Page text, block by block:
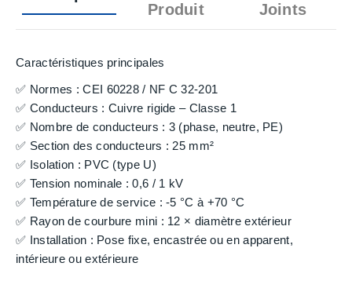
Produit
Joints
Caractéristiques principales
✅ Normes : CEI 60228 / NF C 32-201
✅ Conducteurs : Cuivre rigide – Classe 1
✅ Nombre de conducteurs : 3 (phase, neutre, PE)
✅ Section des conducteurs : 25 mm²
✅ Isolation : PVC (type U)
✅ Tension nominale : 0,6 / 1 kV
✅ Température de service : -5 °C à +70 °C
✅ Rayon de courbure mini : 12 × diamètre extérieur
✅ Installation : Pose fixe, encastrée ou en apparent,
intérieure ou extérieure